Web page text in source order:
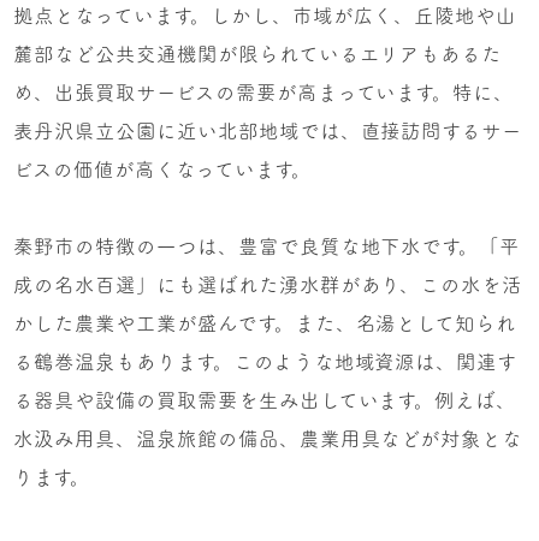
拠点となっています。しかし、市域が広く、丘陵地や山
麓部など公共交通機関が限られているエリアもあるた
め、出張買取サービスの需要が高まっています。特に、
表丹沢県立公園に近い北部地域では、直接訪問するサー
ビスの価値が高くなっています。
秦野市の特徴の一つは、豊富で良質な地下水です。「平
成の名水百選」にも選ばれた湧水群があり、この水を活
かした農業や工業が盛んです。また、名湯として知られ
る鶴巻温泉もあります。このような地域資源は、関連す
る器具や設備の買取需要を生み出しています。例えば、
水汲み用具、温泉旅館の備品、農業用具などが対象とな
ります。